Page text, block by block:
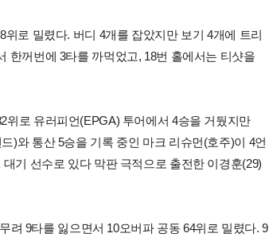
로 밀렸다. 버디 4개를 잡았지만 보기 4개에 트리
한꺼번에 3타를 까먹었고, 18번 홀에서는 티샷을
로 유러피언(EPGA) 투어에서 4승을 거뒀지만
)와 통산 5승을 기록 중인 마크 리슈먼(호주)이 4언
기 선수로 있다 막판 극적으로 출전한 이경훈(29)
려 9타를 잃으면서 10오버파 공동 64위로 밀렸다. 9